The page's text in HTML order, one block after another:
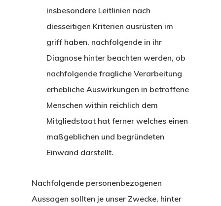
insbesondere Leitlinien nach
diesseitigen Kriterien ausrüsten im
griff haben, nachfolgende in ihr
Diagnose hinter beachten werden, ob
nachfolgende fragliche Verarbeitung
erhebliche Auswirkungen in betroffene
Menschen within reichlich dem
Mitgliedstaat hat ferner welches einen
maßgeblichen und begründeten
Einwand darstellt.
Nachfolgende personenbezogenen
Aussagen sollten je unser Zwecke, hinter